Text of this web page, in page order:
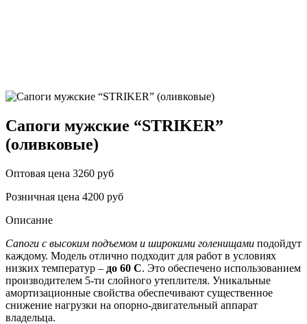
Сапоги мужские “STRIKER”
(оливковые)
Оптовая цена 3260 руб
Розничная цена 4200 руб
Описание
Сапоги с высоким подъемом и широкими голенищами подойдут
каждому. Модель отлично подходит для работ в условиях
низких температур – до 60 С. Это обеспечено использованием
производителем 5-ти слойного утеплителя. Уникальные
амортизационные свойства обеспечивают существенное
снижение нагрузки на опорно-двигательный аппарат
владельца.